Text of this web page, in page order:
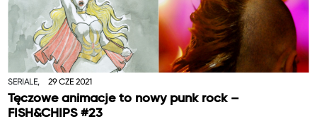
SERIALE, 29 CZE 2021
Tęczowe animacje to nowy punk rock –
FISH&CHIPS #23